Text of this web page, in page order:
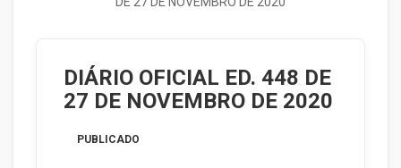
DIÁRIO OFICIAL ED. 448 DE
27 DE NOVEMBRO DE 2020
PUBLICADO